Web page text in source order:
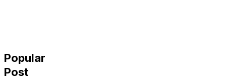
Popular
Post